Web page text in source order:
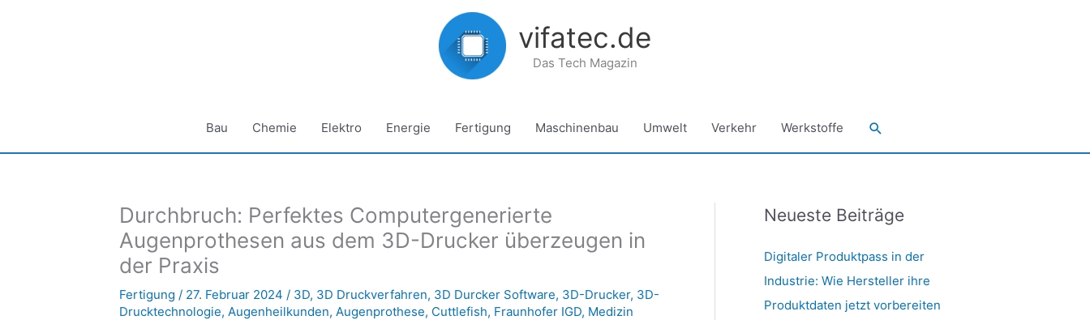
vifatec.de
Das Tech Magazin
Bau Chemie Elektro Energie Fertigung Maschinenbau Umwelt Verkehr Werkstoffe Suchen
Durchbruch: Perfektes Computergenerierte
Augenprothesen aus dem 3D-Drucker überzeugen in
der Praxis
Fertigung / 27. Februar 2024 / 3D, 3D Druckverfahren, 3D Durcker Software, 3D-Drucker, 3D-
Drucktechnologie, Augenheilkunden, Augenprothese, Cuttlefish, Fraunhofer IGD, Medizin
Neueste Beiträge
Digitaler Produktpass in der
Industrie: Wie Hersteller ihre
Produktdaten jetzt vorbereiten